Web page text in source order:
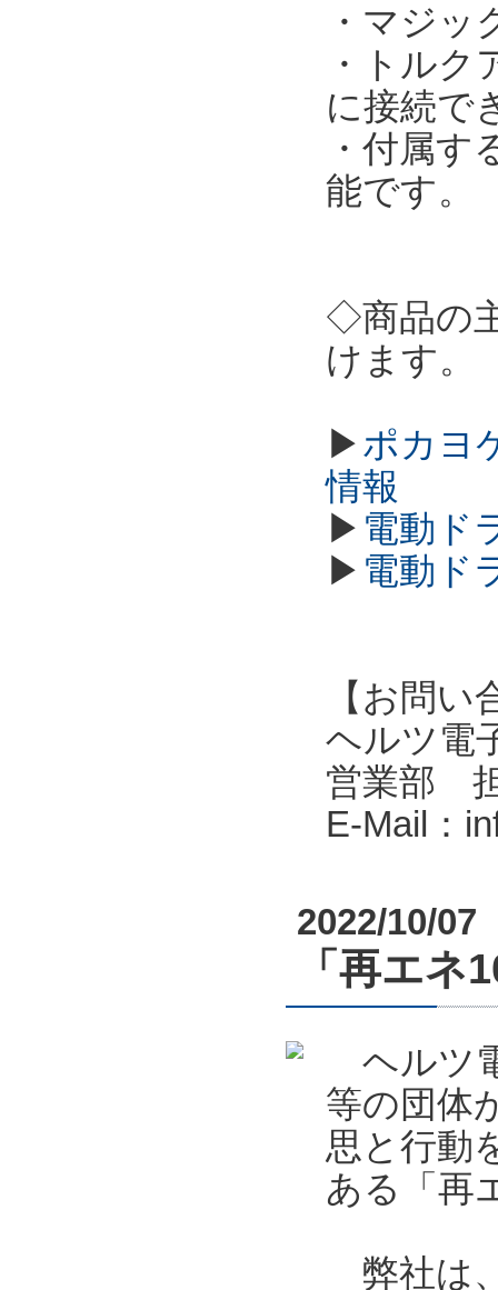
・マジ
・トルク
に接続で
・付属
能です。
◇商品の
けます。
▶ポカヨ
情報
▶ 電動ド
▶ 電動ド
【お問い
ヘルツ電
営業部
E-Mail：
2022/10/07
「再エ
ヘルツ
等の団体
思と行動
ある「再
弊社は